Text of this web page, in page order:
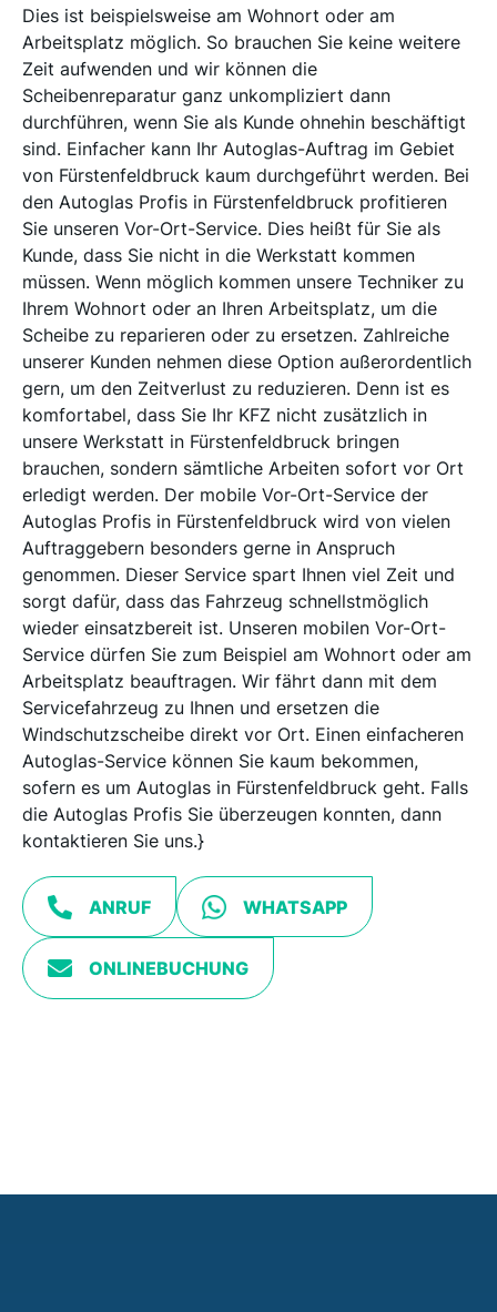
Dies ist beispielsweise am Wohnort oder am
Arbeitsplatz möglich. So brauchen Sie keine weitere
Zeit aufwenden und wir können die
Scheibenreparatur ganz unkompliziert dann
durchführen, wenn Sie als Kunde ohnehin beschäftigt
sind. Einfacher kann Ihr Autoglas-Auftrag im Gebiet
von Fürstenfeldbruck kaum durchgeführt werden. Bei
den Autoglas Profis in Fürstenfeldbruck profitieren
Sie unseren Vor-Ort-Service. Dies heißt für Sie als
Kunde, dass Sie nicht in die Werkstatt kommen
müssen. Wenn möglich kommen unsere Techniker zu
Ihrem Wohnort oder an Ihren Arbeitsplatz, um die
Scheibe zu reparieren oder zu ersetzen. Zahlreiche
unserer Kunden nehmen diese Option außerordentlich
gern, um den Zeitverlust zu reduzieren. Denn ist es
komfortabel, dass Sie Ihr KFZ nicht zusätzlich in
unsere Werkstatt in Fürstenfeldbruck bringen
brauchen, sondern sämtliche Arbeiten sofort vor Ort
erledigt werden. Der mobile Vor-Ort-Service der
Autoglas Profis in Fürstenfeldbruck wird von vielen
Auftraggebern besonders gerne in Anspruch
genommen. Dieser Service spart Ihnen viel Zeit und
sorgt dafür, dass das Fahrzeug schnellstmöglich
wieder einsatzbereit ist. Unseren mobilen Vor-Ort-
Service dürfen Sie zum Beispiel am Wohnort oder am
Arbeitsplatz beauftragen. Wir fährt dann mit dem
Servicefahrzeug zu Ihnen und ersetzen die
Windschutzscheibe direkt vor Ort. Einen einfacheren
Autoglas-Service können Sie kaum bekommen,
sofern es um Autoglas in Fürstenfeldbruck geht. Falls
die Autoglas Profis Sie überzeugen konnten, dann
kontaktieren Sie uns.}
ANRUF WHATSAPP
ONLINEBUCHUNG